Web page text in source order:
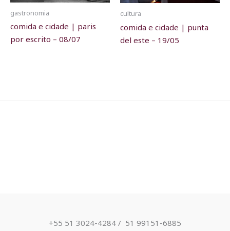
gastronomia
comida e cidade | paris
por escrito – 08/07
cultura
comida e cidade | punta
del este – 19/05
+55 51 3024-4284 / ​ 51 99151-6885